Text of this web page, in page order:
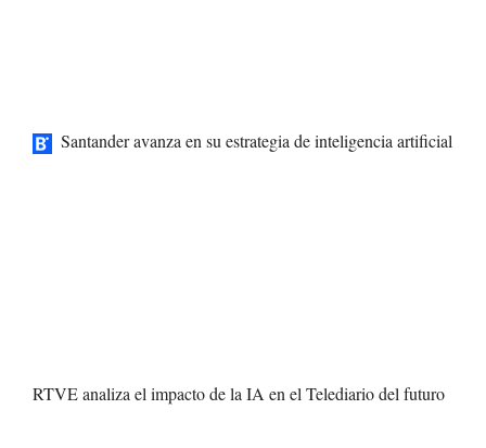
Santander avanza en su estrategia de inteligencia artificial
RTVE analiza el impacto de la IA en el Telediario del futuro